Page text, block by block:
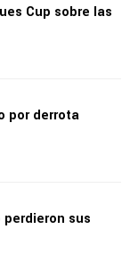
Cup sobre las
por derrota
sus